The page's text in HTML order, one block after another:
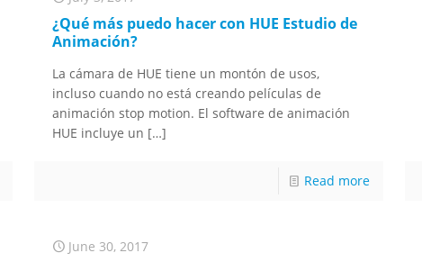
¿Qué más puedo hacer con HUE Estudio de
Animación?
La cámara de HUE tiene un montón de usos,
incluso cuando no está creando películas de
animación stop motion. El software de animación
HUE incluye un […]
Read more
June 30, 2017